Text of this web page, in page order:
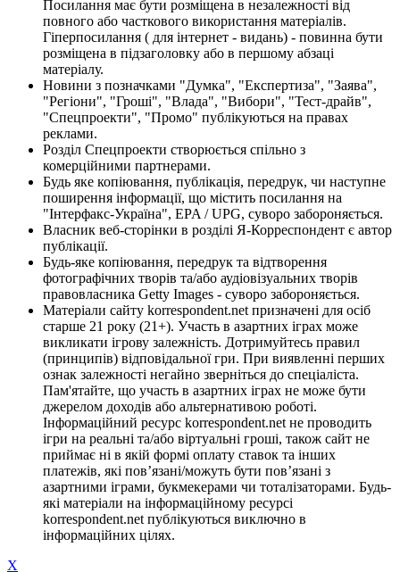
Посилання має бути розміщена в незалежності від
повного або часткового використання матеріалів.
Гіперпосилання ( для інтернет - видань) - повинна бути
розміщена в підзаголовку або в першому абзаці
матеріалу.
Новини з позначками "Думка", "Експертиза", "Заява",
"Регіони", "Гроші", "Влада", "Вибори", "Тест-драйв",
"Спецпроекти", "Промо" публікуються на правах
реклами.
Розділ Спецпроекти створюється спільно з
комерційними партнерами.
Будь яке копіювання, публікація, передрук, чи наступне
поширення інформації, що містить посилання на
"Інтерфакс-Україна", EPA / UPG, суворо забороняється.
Власник веб-сторінки в розділі Я-Корреспондент є автор
публікації.
Будь-яке копіювання, передрук та відтворення
фотографічних творів та/або аудіовізуальних творів
правовласника Getty Images - суворо забороняється.
Матеріали сайту korrespondent.net призначені для осіб
старше 21 року (21+). Участь в азартних іграх може
викликати ігрову залежність. Дотримуйтесь правил
(принципів) відповідальної гри. При виявленні перших
ознак залежності негайно зверніться до спеціаліста.
Пам'ятайте, що участь в азартних іграх не може бути
джерелом доходів або альтернативою роботі.
Інформаційний ресурс korrespondent.net не проводить
ігри на реальні та/або віртуальні гроші, також сайт не
приймає ні в якій формі оплату ставок та інших
платежів, які пов’язані/можуть бути пов’язані з
азартними іграми, букмекерами чи тоталізаторами. Будь-
які матеріали на інформаційному ресурсі
korrespondent.net публікуються виключно в
інформаційних цілях.
X